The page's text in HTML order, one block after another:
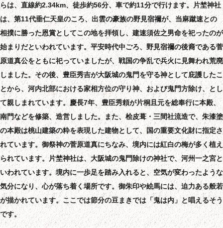
らは、直線約2.34km、徒歩約56分、車で約11分で行けます。片埜神社
は、第11代垂仁天皇のころ、出雲の豪族の野見宿禰が、当麻蹴速との
相撲に勝った恩賞としてこの地を拝領し、建速須佐之男命を祀ったのが
始まりだといわれています。平安時代中ごろ、野見宿禰の後裔である菅
原道真公をともに祀っていましたが、戦国の争乱で兵火に見舞われ荒廃
しました。その後、豊臣秀吉が大阪城の鬼門を守る神として庇護したこ
とから、河内北部における家相方位の守り神、および鬼門方除け、とし
て親しまれています。慶長7年、豊臣秀頼が片桐且元を総奉行に本殿、
南門などを修築、造営しました。また、桧皮葺・三間社流造で、朱漆塗
の本殿は桃山建築の粋を表現した建物として、国の重要文化財に指定さ
れています。御祭神の菅原道真にちなみ、境内には紅白の梅が多く植え
られています。片埜神社は、大阪城の鬼門除けの神社で、河州一之宮と
いわれています。境内に一歩足を踏み入れると、空気が変わったような
気分になり、心が落ち着く場所です。御朱印や絵馬には、迫力ある般若
が描かれています。ここでは節分の豆まきでは「鬼は内」と唱えるそう
です。